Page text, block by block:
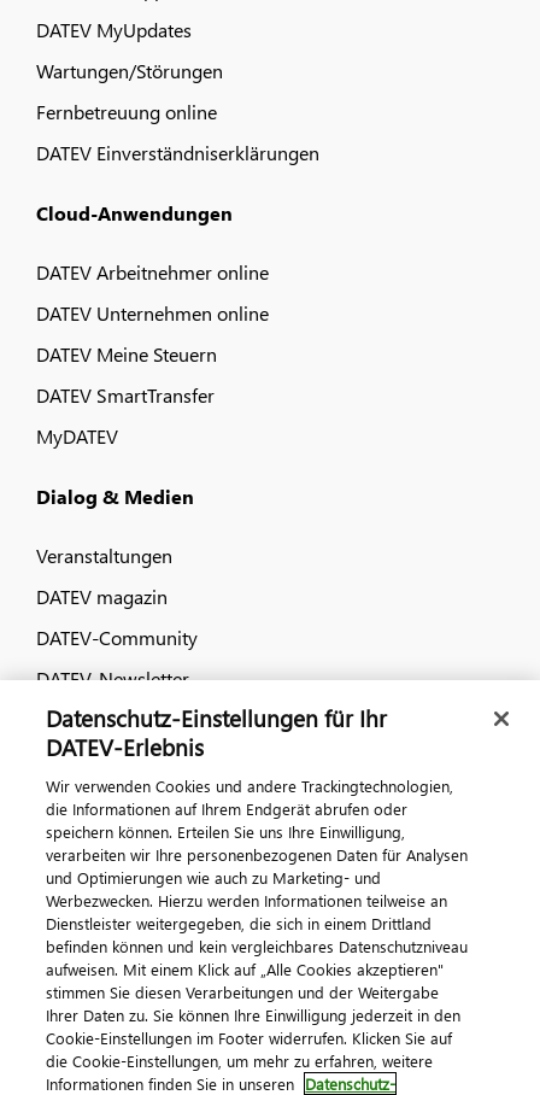
DATEV MyUpdates
Wartungen/Störungen
Fernbetreuung online
DATEV Einverständniserklärungen
Cloud-Anwendungen
DATEV Arbeitnehmer online
DATEV Unternehmen online
DATEV Meine Steuern
DATEV SmartTransfer
MyDATEV
Dialog & Medien
Veranstaltungen
DATEV magazin
DATEV-Community
DATEV-Newsletter
Kontaktieren Sie uns
© 2026 DATEV eG
ImpressumDatenschutzAGB Kontakt
Cookie-Einstellungen
Datenschutz-Einstellungen für Ihr
DATEV-Erlebnis
Wir verwenden Cookies und andere Trackingtechnologien,
die Informationen auf Ihrem Endgerät abrufen oder
speichern können. Erteilen Sie uns Ihre Einwilligung,
verarbeiten wir Ihre personenbezogenen Daten für Analysen
und Optimierungen wie auch zu Marketing- und
Werbezwecken. Hierzu werden Informationen teilweise an
Dienstleister weitergegeben, die sich in einem Drittland
befinden können und kein vergleichbares Datenschutzniveau
aufweisen. Mit einem Klick auf „Alle Cookies akzeptieren"
stimmen Sie diesen Verarbeitungen und der Weitergabe
Ihrer Daten zu. Sie können Ihre Einwilligung jederzeit in den
Cookie-Einstellungen im Footer widerrufen. Klicken Sie auf
die Cookie-Einstellungen, um mehr zu erfahren, weitere
Informationen finden Sie in unseren Datenschutz-